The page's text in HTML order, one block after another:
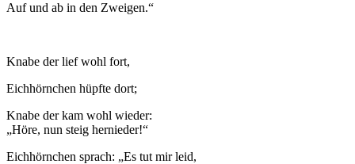
Auf und ab in den Zweigen.“
Knabe der lief wohl fort,
Eichhörnchen hüpfte dort;
Knabe der kam wohl wieder:
„Höre, nun steig hernieder!“
Eichhörnchen sprach: „Es tut mir leid,